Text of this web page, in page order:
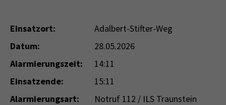
Einsatzort:
Adalbert-Stifter-Weg
Datum:
28.05.2026
Alarmierungszeit:
14:11
Einsatzende:
15:11
Alarmierungsart:
Notruf 112 / ILS Traunstein